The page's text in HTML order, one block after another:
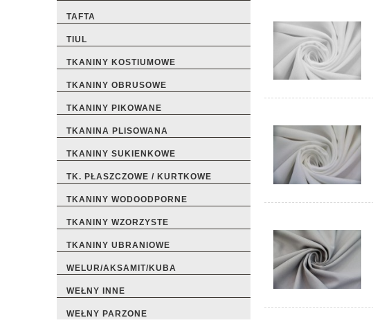
TAFTA
TIUL
TKANINY KOSTIUMOWE
TKANINY OBRUSOWE
TKANINY PIKOWANE
TKANINA PLISOWANA
TKANINY SUKIENKOWE
TK. PŁASZCZOWE / KURTKOWE
TKANINY WODOODPORNE
TKANINY WZORZYSTE
TKANINY UBRANIOWE
WELUR/AKSAMIT/KUBA
WEŁNY INNE
WEŁNY PARZONE